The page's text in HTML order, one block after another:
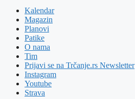
Kalendar
Magazin
Planovi
Patike
O nama
Tim
Prijavi se na Trčanje.rs Newsletter
Instagram
Youtube
Strava